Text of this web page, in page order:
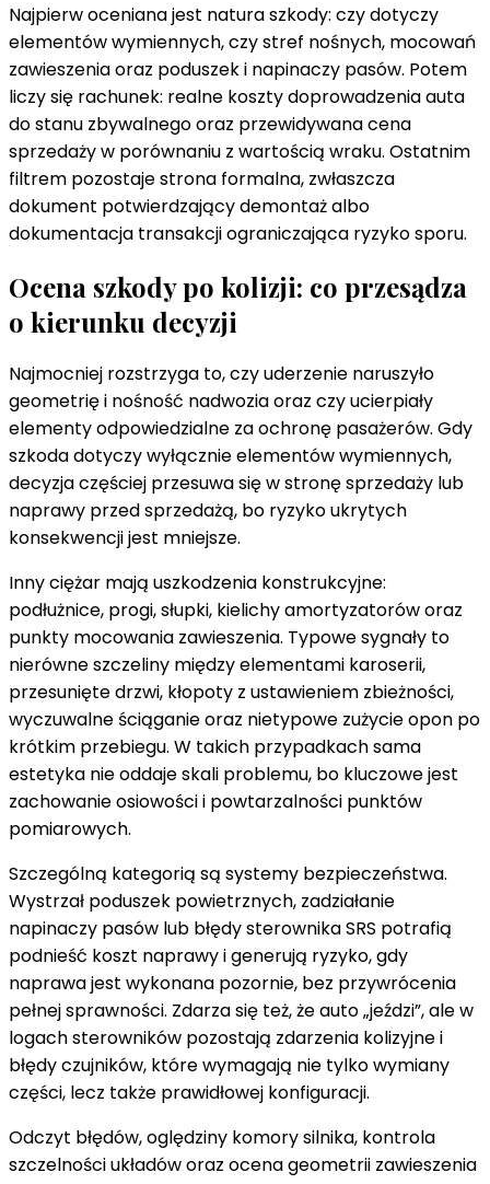
Najpierw oceniana jest natura szkody: czy dotyczy
elementów wymiennych, czy stref nośnych, mocowań
zawieszenia oraz poduszek i napinaczy pasów. Potem
liczy się rachunek: realne koszty doprowadzenia auta
do stanu zbywalnego oraz przewidywana cena
sprzedaży w porównaniu z wartością wraku. Ostatnim
filtrem pozostaje strona formalna, zwłaszcza
dokument potwierdzający demontaż albo
dokumentacja transakcji ograniczająca ryzyko sporu.
Ocena szkody po kolizji: co przesądza
o kierunku decyzji
Najmocniej rozstrzyga to, czy uderzenie naruszyło
geometrię i nośność nadwozia oraz czy ucierpiały
elementy odpowiedzialne za ochronę pasażerów. Gdy
szkoda dotyczy wyłącznie elementów wymiennych,
decyzja częściej przesuwa się w stronę sprzedaży lub
naprawy przed sprzedażą, bo ryzyko ukrytych
konsekwencji jest mniejsze.
Inny ciężar mają uszkodzenia konstrukcyjne:
podłużnice, progi, słupki, kielichy amortyzatorów oraz
punkty mocowania zawieszenia. Typowe sygnały to
nierówne szczeliny między elementami karoserii,
przesunięte drzwi, kłopoty z ustawieniem zbieżności,
wyczuwalne ściąganie oraz nietypowe zużycie opon po
krótkim przebiegu. W takich przypadkach sama
estetyka nie oddaje skali problemu, bo kluczowe jest
zachowanie osiowości i powtarzalności punktów
pomiarowych.
Szczególną kategorią są systemy bezpieczeństwa.
Wystrzał poduszek powietrznych, zadziałanie
napinaczy pasów lub błędy sterownika SRS potrafią
podnieść koszt naprawy i generują ryzyko, gdy
naprawa jest wykonana pozornie, bez przywrócenia
pełnej sprawności. Zdarza się też, że auto „jeździ”, ale w
logach sterowników pozostają zdarzenia kolizyjne i
błędy czujników, które wymagają nie tylko wymiany
części, lecz także prawidłowej konfiguracji.
Odczyt błędów, oględziny komory silnika, kontrola
szczelności układów oraz ocena geometrii zawieszenia